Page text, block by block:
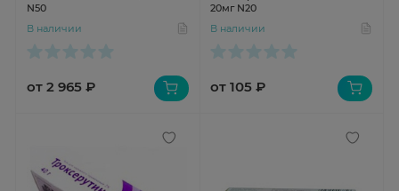
N50
В наличии
от 2 965 ₽
20мг N20
В наличии
от 105 ₽